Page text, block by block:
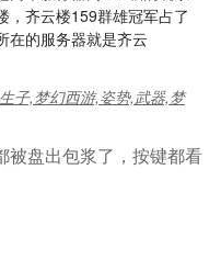
，齐云楼159群雄冠军占了
在的服务器就是齐云
子,梦幻西游,姿势,武器,梦